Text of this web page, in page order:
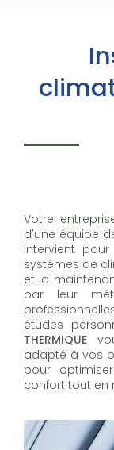
Votre
d'une équipe
intervient
systèmes de
et la
par leur
études
THERMIQUE
adapté à vos
pour
confort tout en